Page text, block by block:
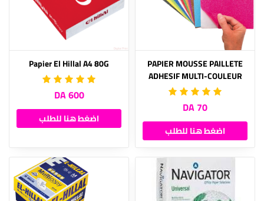
PAPIER MOUSSE PAILLETE
ADHESIF MULTI-COULEUR
70 DA
اضغط هنا للطلب
Papier El Hillal A4 80G
600 DA
اضغط هنا للطلب